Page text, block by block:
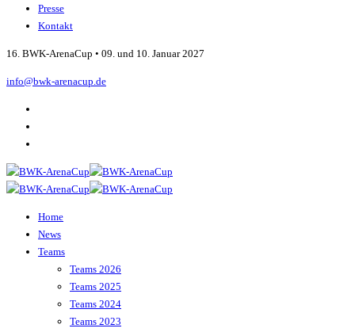
Presse
Kontakt
16. BWK-ArenaCup • 09. und 10. Januar 2027
info@bwk-arenacup.de
Home
News
Teams
Teams 2026
Teams 2025
Teams 2024
Teams 2023